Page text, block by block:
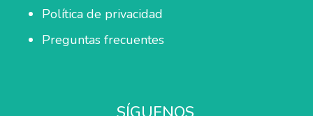
Política de privacidad
Preguntas frecuentes